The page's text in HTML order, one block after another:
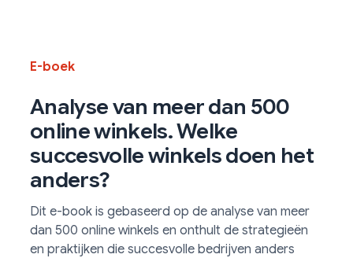
E-boek
Analyse van meer dan 500
online winkels. Welke
succesvolle winkels doen het
anders?
Dit e-book is gebaseerd op de analyse van meer
dan 500 online winkels en onthult de strategieën
en praktijken die succesvolle bedrijven anders